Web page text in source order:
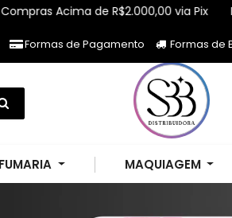
de R$2.000,00 via Pix Frete Grátis
Formas de Pagamento Formas de
MAQUIAGEM